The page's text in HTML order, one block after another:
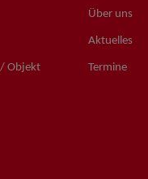
/ Objekt
Über uns
Aktuelles
Termine